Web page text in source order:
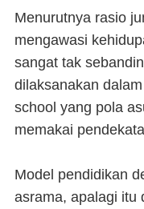
Menurutnya rasio
mengawasi
sangat tak
dilaksanakan
school yang pola
memakai
Model pendidikan
asrama, apalagi itu